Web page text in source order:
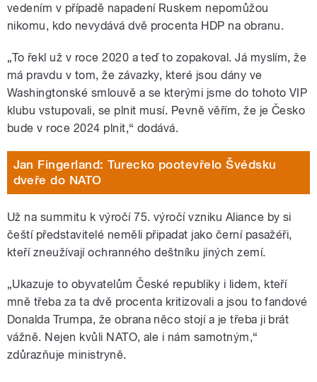
vedením v případě napadení Ruskem nepomůžou
nikomu, kdo nevydává dvě procenta HDP na obranu.
„To řekl už v roce 2020 a teď to zopakoval. Já myslím, že
má pravdu v tom, že závazky, které jsou dány ve
Washingtonské smlouvě a se kterými jsme do tohoto VIP
klubu vstupovali, se plnit musí. Pevně věřím, že je Česko
bude v roce 2024 plnit,“ dodává.
Jan Fingerland: Turecko pootevřelo Švédsku
dveře do NATO
Už na summitu k výročí 75. výročí vzniku Aliance by si
čeští představitelé neměli připadat jako černí pasažéři,
kteří zneužívají ochranného deštníku jiných zemí.
„Ukazuje to obyvatelům České republiky i lidem, kteří
mně třeba za ta dvě procenta kritizovali a jsou to fandové
Donalda Trumpa, že obrana něco stojí a je třeba ji brát
vážně. Nejen kvůli NATO, ale i nám samotným,“
zdůrazňuje ministryně.